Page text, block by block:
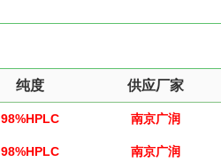
纯度 供应厂家
98%HPLC 南京广润
98%HPLC 南京广润